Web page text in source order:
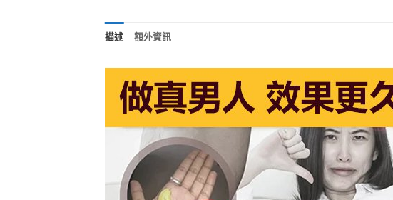
描述 額外資訊